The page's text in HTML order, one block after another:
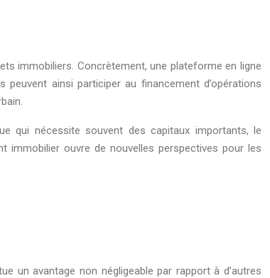
immobiliers. Concrètement, une plateforme en ligne
ainsi participer au financement d’opérations
qui nécessite souvent des capitaux importants, le
immobilier ouvre de nouvelles perspectives pour les
un avantage non négligeable par rapport à d’autres